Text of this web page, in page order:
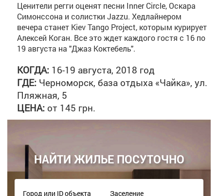
Ценители регги оценят песни Inner Circle, Оскара
Симонссона и солистки Jazzu. Хедлайнером
вечера станет Kiev Tango Project, которым курирует
Алексей Коган. Все это ждет каждого гостя с 16 по
19 августа на "Джаз Коктебель".
КОГДА: 16-19 августа, 2018 год
ГДЕ: Черноморск, база отдыха «Чайка», ул.
Пляжная, 5
ЦЕНА: от 145 грн.
НАЙТИ ЖИЛЬЕ ПОСУТОЧНО